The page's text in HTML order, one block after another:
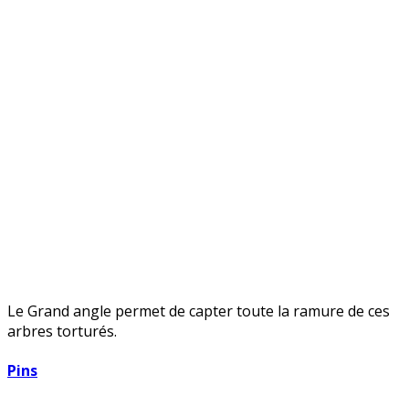
Le Grand angle permet de capter toute la ramure de ces
arbres torturés.
Pins